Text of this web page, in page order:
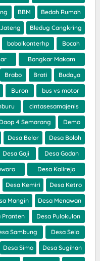
BBM Bedah Rumah
Bledug Cangkring
bobolkonterhp Bocah
Bongkar Makam
Brabo Brati Budaya
Buron bus vs motor
cintasesamajenis
Daop 4 Semarang Demo
Desa Belor Desa Boloh
Desa Gaji Desa Godan
Desa Kalirejo
Desa Kemiri Desa Ketro
Mangin Desa Menawan
Pranten Desa Pulokulon
Sambung Desa Selo
Desa Simo Desa Sugihan